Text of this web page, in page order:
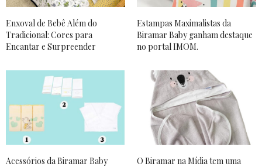
Enxoval de Bebê Além do
Tradicional: Cores para
Encantar e Surpreender
Estampas Maximalistas da
Biramar Baby ganham destaque
no portal IMOM.
Acessórios da Biramar Baby
O Biramar na Mídia tem uma